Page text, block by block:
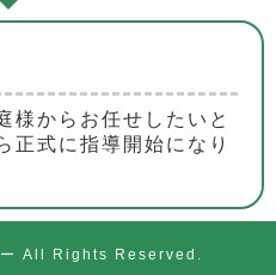
様からお任せしたいと
正式に指導開始になり
ー All Rights Reserved.